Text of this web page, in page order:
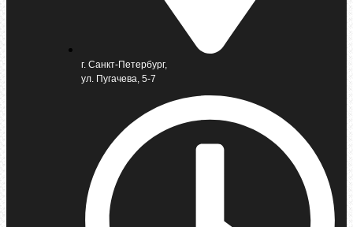
г. Санкт-Петербург,
ул. Пугачева, 5-7